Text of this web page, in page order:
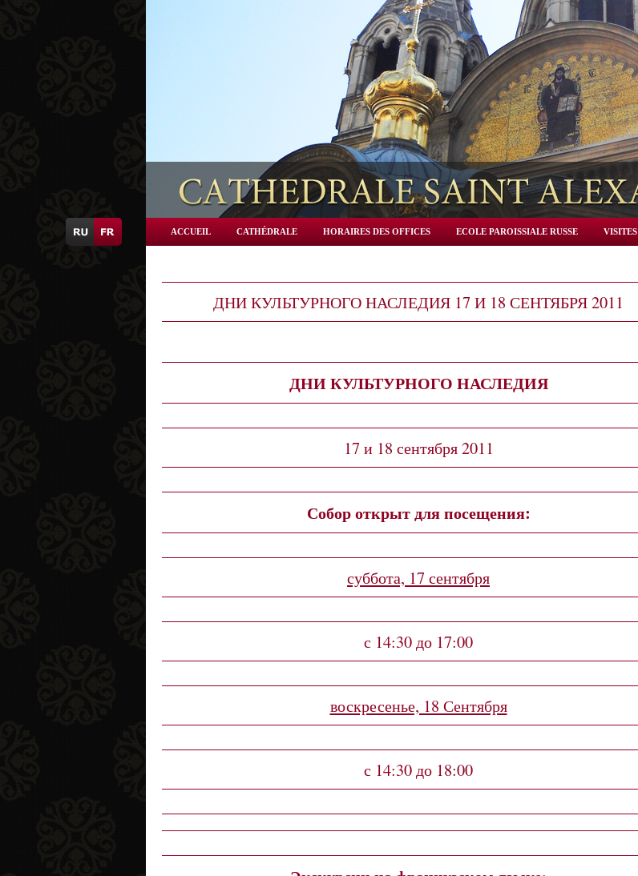
ACCUEIL CATHÉDRALE HORAIRES DES OFFICES ECOLE PAROISSIALE RUSSE VISITES
ДНИ КУЛЬТУРНОГО НАСЛЕДИЯ 17 И 18 СЕНТЯБРЯ 2011
ДНИ КУЛЬТУРНОГО НАСЛЕДИЯ
17 и 18 сентября 2011
Собор открыт для посещения:
суббота, 17 сентября
с 14:30 до 17:00
воскресенье, 18 Сентября
с 14:30 до 18:00